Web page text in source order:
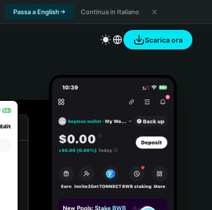
Passa a English Continua in Italiano
Scarica ora